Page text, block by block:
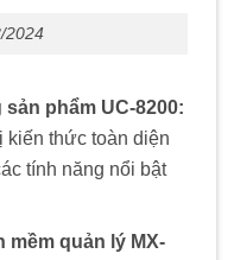
2024
phẩm UC-8200:
thức toàn diện
tính năng nổi bật
quản lý MX-